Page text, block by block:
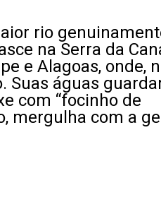
rio
na Serra da
e Alagoas, onde,
Suas águas
com “focinho de
mergulha com a